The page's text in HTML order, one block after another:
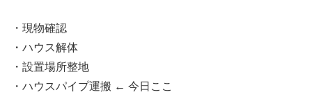
・現物確認
・ハウス解体
・設置場所整地
・ハウスパイプ運搬 ← 今日ここ